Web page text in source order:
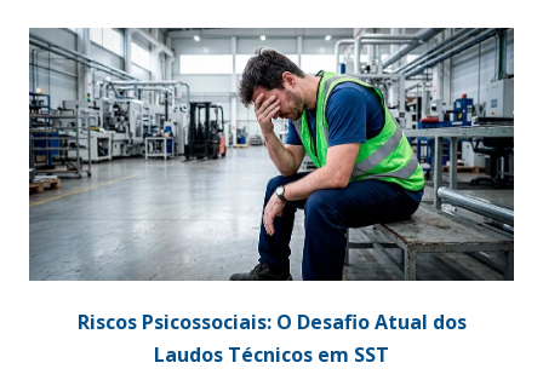
Riscos Psicossociais: O Desafio Atual dos
Laudos Técnicos em SST